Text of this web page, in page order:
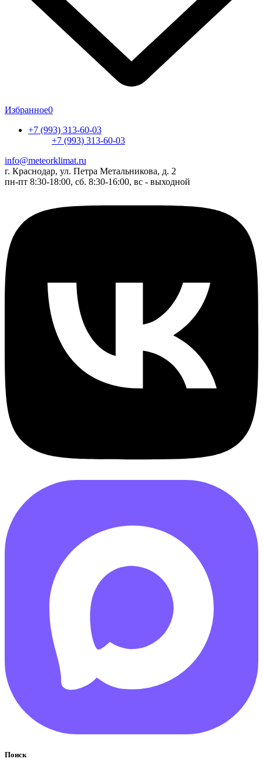
Избранное0
+7 (993) 313-60-03
+7 (993) 313-60-03
info@meteorklimat.ru
г. Краснодар, ул. Петра Метальникова, д. 2
пн-пт 8:30-18:00, сб. 8:30-16:00, вс - выходной
Поиск